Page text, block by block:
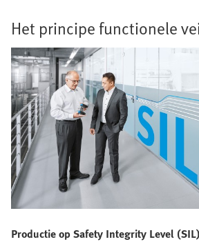
Het principe functionele
Productie op Safety Integrity Level (SIL)